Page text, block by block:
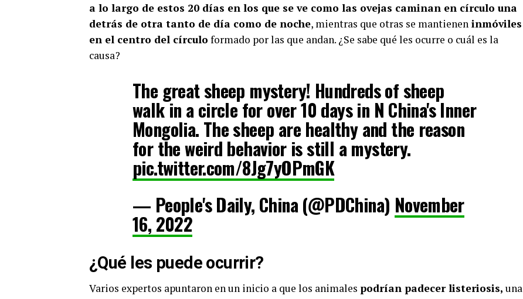
a lo largo de estos 20 días en los que se ve como las ovejas caminan en círculo una
detrás de otra tanto de día como de noche, mientras que otras se mantienen inmóviles
en el centro del círculo formado por las que andan. ¿Se sabe qué les ocurre o cuál es la
causa?
The great sheep mystery! Hundreds of sheep
walk in a circle for over 10 days in N China's Inner
Mongolia. The sheep are healthy and the reason
for the weird behavior is still a mystery.
pic.twitter.com/8Jg7yOPmGK
— People's Daily, China (@PDChina) November
16, 2022
¿Qué les puede ocurrir?
Varios expertos apuntaron en un inicio a que los animales podrían padecer listeriosis, una